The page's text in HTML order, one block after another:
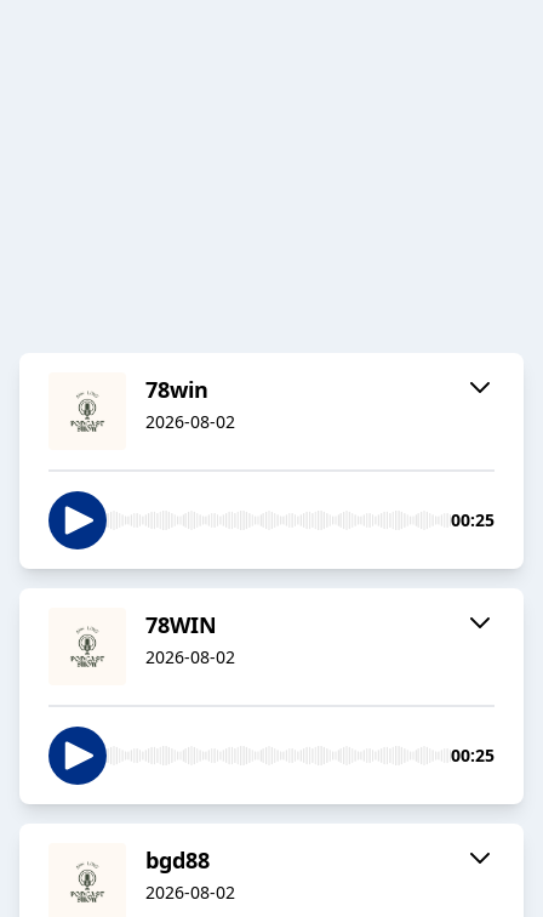
78win
2026-08-02
00:25
78WIN
2026-08-02
00:25
bgd88
2026-08-02